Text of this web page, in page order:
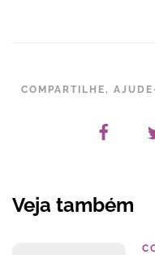
COMPARTILHE,
Veja também